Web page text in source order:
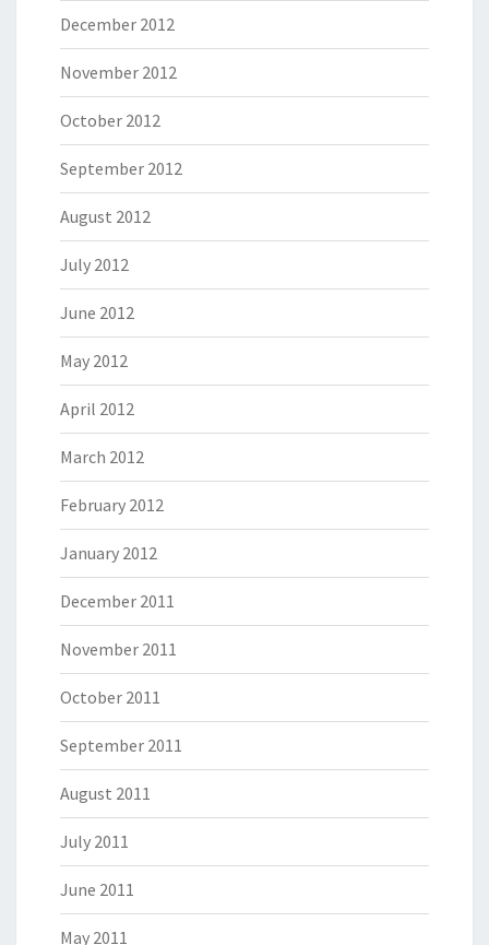
December 2012
November 2012
October 2012
September 2012
August 2012
July 2012
June 2012
May 2012
April 2012
March 2012
February 2012
January 2012
December 2011
November 2011
October 2011
September 2011
August 2011
July 2011
June 2011
May 2011